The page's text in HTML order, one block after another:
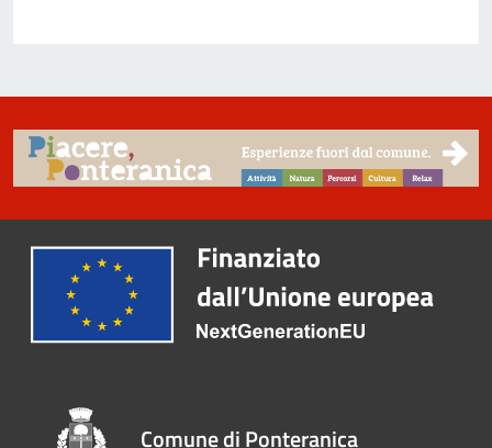
Comune di Ponteranica